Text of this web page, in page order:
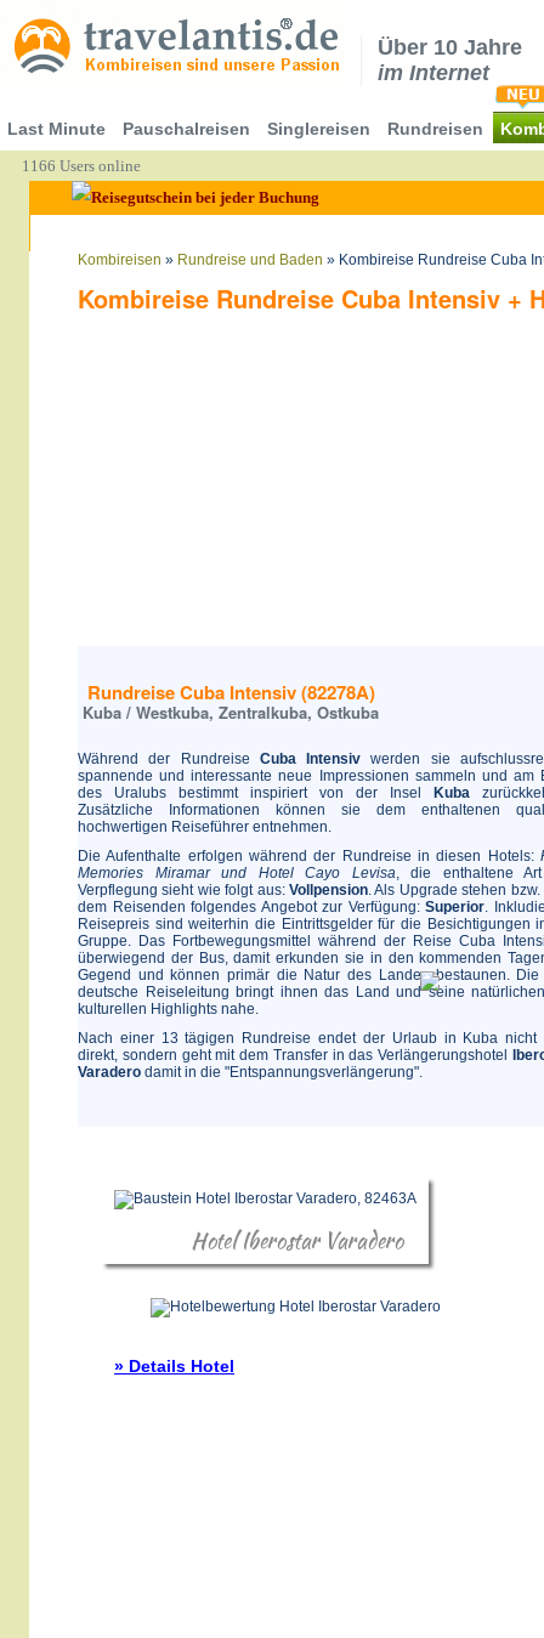
Über 10 Jahre
im Internet
Last Minute Pauschalreisen Singlereisen Rundreisen
1166 Users online
Kombireisen » Rundreise und Baden » Kombireise Rundreise Cuba
Kombireise Rundreise Cuba Intensiv +
Rundreise Cuba Intensiv (82278A)
Kuba / Westkuba, Zentralkuba, Ostkuba
Während der Rundreise Cuba Intensiv werden sie
spannende und interessante neue Impressionen sammeln und am
des Uralubs bestimmt inspiriert von der Insel
Kuba
Zusätzliche Informationen können sie dem enthaltenen
hochwertigen Reiseführer entnehmen.
Die Aufenthalte erfolgen während der Rundreise in diesen Hotels:
Memories Miramar und Hotel Cayo Levisa, die enthaltene
Verpflegung sieht wie folgt aus: Vollpension. Als Upgrade stehen bzw.
dem Reisenden folgendes Angebot zur Verfügung: Superior.
Reisepreis sind weiterhin die Eintrittsgelder für die Besichtigungen
Gruppe. Das Fortbewegungsmittel während der Reise Cuba
überwiegend der Bus, damit erkunden sie in den kommenden
Gegend und können primär die Natur des Landes bestaunen. Die
deutsche Reiseleitung bringt ihnen das Land und seine
kulturellen Highlights nahe.
Nach einer 13 tägigen Rundreise endet der Urlaub in Kuba nicht
direkt, sondern geht mit dem Transfer in das Verlängerungshotel
Varadero damit in die "Entspannungsverlängerung".
Hotel Iberostar Varadero
» Details Hotel